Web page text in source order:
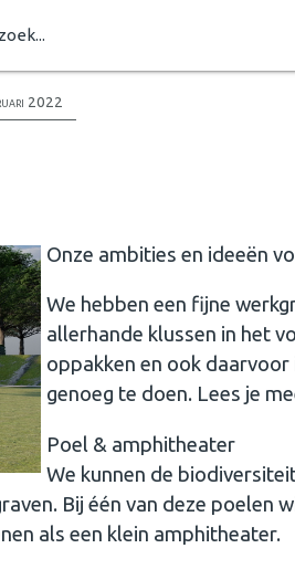
2022
Onze ambities en ideeën
We hebben een fijne
allerhande klussen in het
oppakken en ook
genoeg te doen. Lees je
Poel & amphitheater
We kunnen de
Bij één van deze poelen
als een klein amphitheater.